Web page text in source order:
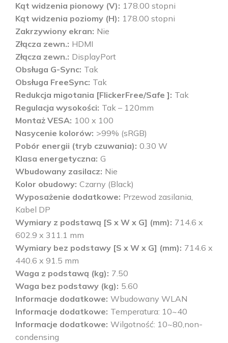
Kąt widzenia pionowy (V)
178.00 stopni
Kąt widzenia poziomy (H)
178.00 stopni
Zakrzywiony ekran Nie
Złącza zewn. HDMI
Złącza zewn. DisplayPort
Obsługa G-Sync Tak
Obsługa FreeSync Tak
Redukcja migotania [FlickerFree/Safe ] Tak
Regulacja wysokości Tak – 120mm
Montaż VESA 100 x 100
Nasycenie kolorów >99% (sRGB)
Pobór energii (tryb czuwania) 0.30 W
Klasa energetyczna G
Wbudowany zasilacz Nie
Kolor obudowy Czarny (Black)
Wyposażenie dodatkowe Przewod zasilania,
Kabel DP
Wymiary z podstawą [S x W x G] (mm) 714.6 x
602.9 x 311.1 mm
Wymiary bez podstawy [S x W x G] (mm) 714.6 x
440.6 x 91.5 mm
Waga z podstawą (kg) 7.50
Waga bez podstawy (kg) 5.60
Informacje dodatkowe Wbudowany WLAN
Informacje dodatkowe Temperatura: 10~40
Informacje dodatkowe Wilgotność: 10~80,non-
condensing